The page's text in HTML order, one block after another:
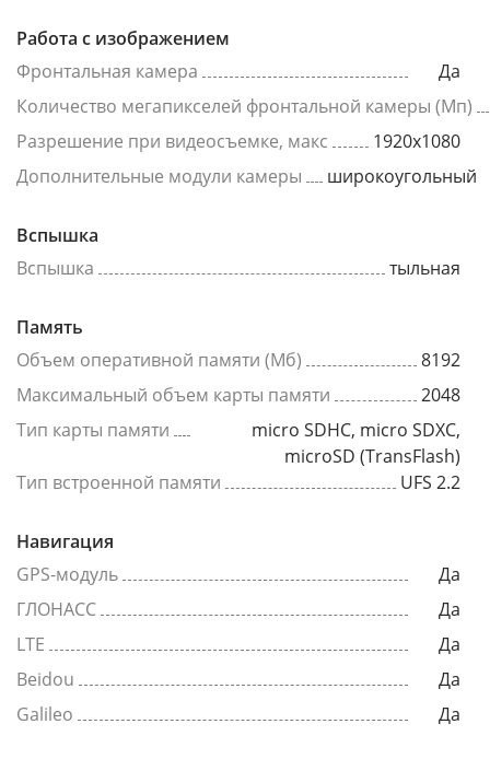
Работа с изображением
Фронтальная камера
Да
Количество мегапикселей фронтальной камеры (Мп)
Разрешение при видеосъемке, макс
1920x1080
Дополнительные модули камеры
широкоугольный
Вспышка
Вспышка
тыльная
Память
Объем оперативной памяти (Мб)
8192
Максимальный объем карты памяти
2048
Тип карты памяти
micro SDHC, micro SDXC,
microSD (TransFlash)
Тип встроенной памяти
UFS 2.2
Навигация
GPS-модуль
Да
ГЛОНАСС
Да
LTE
Да
Beidou
Да
Galileo
Да